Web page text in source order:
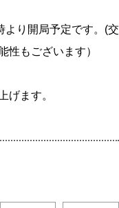
より開局予定です。(交
性もございます）
げます。